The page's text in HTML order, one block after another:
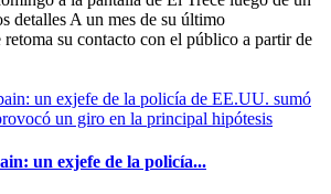
detalles A un mes de su último
su contacto con el público a partir de
un exjefe de la policía...